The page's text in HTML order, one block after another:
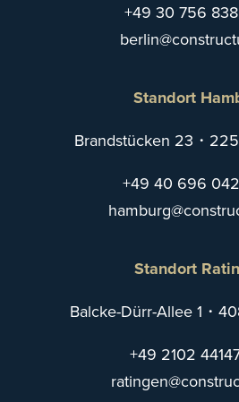
+49 30 756
tsnoc
@nilr
eb
Standort
Brandstücken 23・
+49 40 696
tsnoc
@grub
mah
Standort
Balcke-Dürr-Allee 1・
+49 2102
tsnoc
@negn
itar